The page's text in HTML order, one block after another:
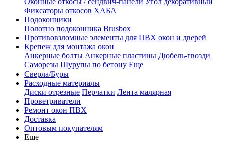
Фиксаторы откосов ХАБА
Подоконники
Полотно подоконника Brusbox
Противовзломные элементы для ПВХ окон и дверей
Крепеж для монтажа окон
Анкерные болты Анкерные пластины Дюбель-гвозди
Саморезы Шурупы по бетону Еще
Сверла/Буры
Расходные материалы
Диски отрезные Перчатки Лента малярная
Проветриватели
Ремонт окон ПВХ
Доставка
Оптовым покупателям
Еще